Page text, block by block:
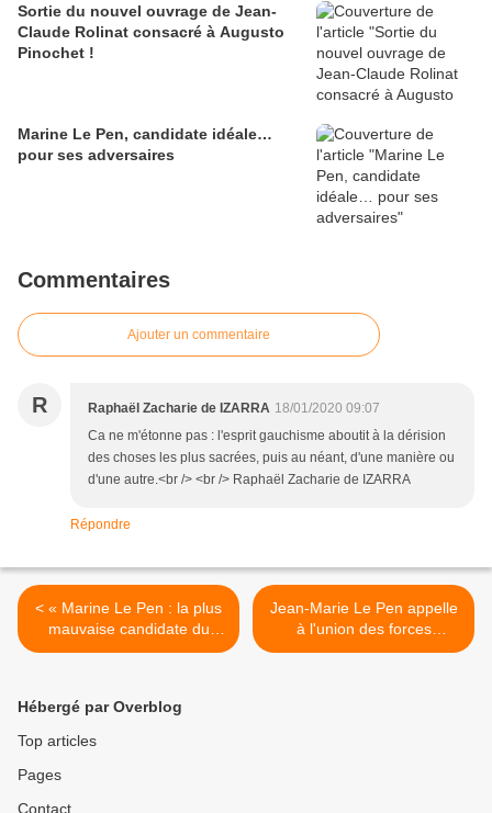
Sortie du nouvel ouvrage de Jean-
Claude Rolinat consacré à Augusto
Pinochet !
Marine Le Pen, candidate idéale…
pour ses adversaires
Commentaires
Ajouter un commentaire
R Raphaël Zacharie de IZARRA 18/01/2020 09:07
Ca ne m'étonne pas : l'esprit gauchisme aboutit à la dérision
des choses les plus sacrées, puis au néant, d'une manière ou
d'une autre.<br /> <br /> Raphaël Zacharie de IZARRA
Répondre
< « Marine Le Pen : la plus
mauvaise candidate du
camp national pour 2022 »
Jean-Marie Le Pen appelle
à l'union des forces
nationales pour les
Hébergé par Overblog
Top articles
Pages
Contact